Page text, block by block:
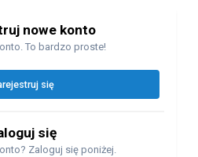
nowe konto
To bardzo proste!
się
się
Zaloguj się poniżej.